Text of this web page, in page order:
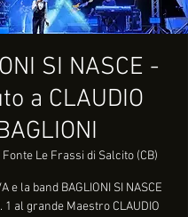
SI NASCE -
a CLAUDIO
Fonte Le Frassi di Salcito (CB)
e la band BAGLIONI SI NASCE
1 al grande Maestro CLAUDIO